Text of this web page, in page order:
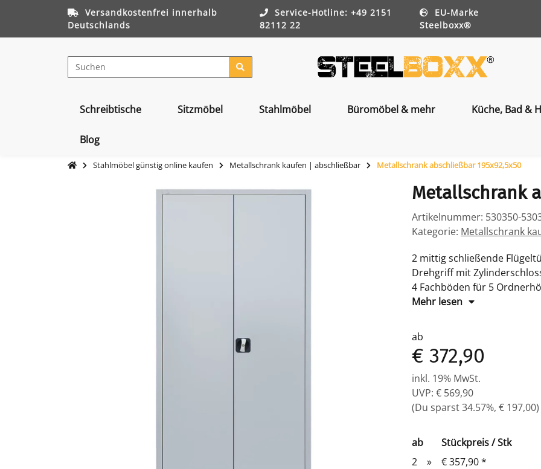
Versandkostenfrei innerhalb
Deutschlands
Service-Hotline: +49 2151
82112 22
EU-Marke
Steelboxx®
Schreibtische Sitzmöbel Stahlmöbel Büromöbel & mehr Küche, Bad &
Blog
Stahlmöbel günstig online kaufen Metallschrank kaufen | abschließbar Metallschrank abschließbar 195x92,5x50
Metallschrank
Artikelnummer: 530350-
Kategorie: Metallschrank
2 mittig schließende
Drehgriff mit
4 Fachböden für 5
Maße: H 1950 x B 925 x T
Mehr lesen
ab
€ 372,90
inkl. 19% MwSt.
UVP: € 569,90
(Du sparst34.57%, € 197,00)
ab
Stückpreis / Stk
2
» € 357,90*